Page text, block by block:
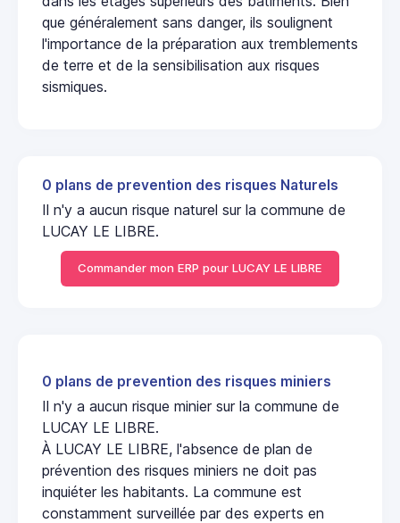
que généralement sans danger, ils soulignent
l'importance de la préparation aux tremblements
de terre et de la sensibilisation aux risques
sismiques.
0 plans de prevention des risques Naturels
Il n'y a aucun risque naturel sur la commune de
LUCAY LE LIBRE.
Commander mon ERP pour LUCAY LE LIBRE
0 plans de prevention des risques miniers
Il n'y a aucun risque minier sur la commune de
LUCAY LE LIBRE.
À LUCAY LE LIBRE, l'absence de plan de
prévention des risques miniers ne doit pas
inquiéter les habitants. La commune est
constamment surveillée par des experts en